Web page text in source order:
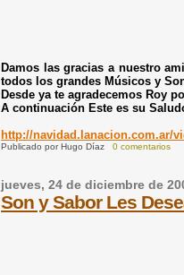
Damos las gracias a nuestro
todos los grandes Músicos y
Desde ya te agradecemos Roy
A continuación Este es su
http://navidad.lanacion.com.ar/
Publicado porHugo Díaz 0 comentarios
jueves, 24 de diciembre de
Son y Sabor Les